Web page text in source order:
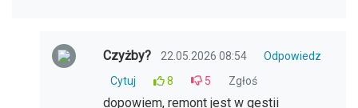
Czyżby? 22.05.2026 08:54
Odpowiedz
Cytuj
8 5 Zgłoś
dopowiem, remont jest w gestii